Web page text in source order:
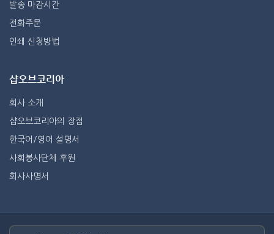
발송 마감시간
전화주문
인쇄 신청방법
샵오브코리아
회사 소개
샵오브코리아의 장점
한국어/영어 설명서
사회봉사단체 후원
회사사명서